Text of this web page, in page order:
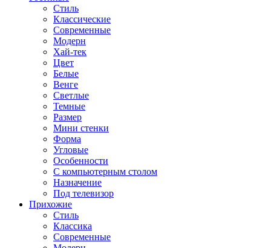
Стиль
Классические
Современные
Модерн
Хай-тек
Цвет
Белые
Венге
Светлые
Темные
Размер
Мини стенки
Форма
Угловые
Особенности
С компьютерным столом
Назначение
Под телевизор
Прихожие
Стиль
Классика
Современные